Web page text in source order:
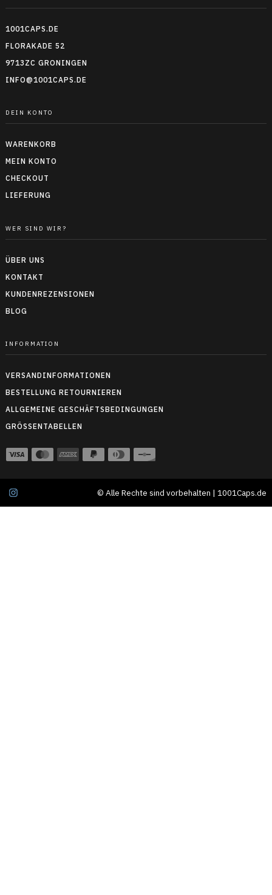
1001CAPS.DE
FLORAKADE 52
9713ZC GRONINGEN
INFO@1001CAPS.DE
DEIN KONTO
WARENKORB
MEIN KONTO
CHECKOUT
LIEFERUNG
WER SIND WIR?
ÜBER UNS
KONTAKT
KUNDENREZENSIONEN
BLOG
INFORMATION
VERSANDINFORMATIONEN
BESTELLUNG RETOURNIEREN
ALLGEMEINE GESCHÄFTSBEDINGUNGEN
GRÖSSENTABELLEN
© Alle Rechte sind vorbehalten | 1001Caps.de